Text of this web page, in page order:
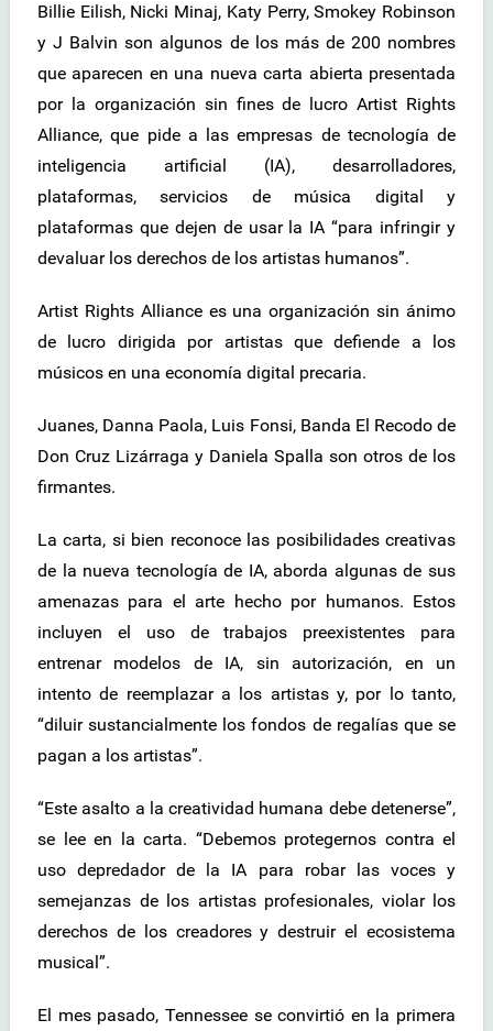
Billie Eilish, Nicki Minaj, Katy Perry, Smokey Robinson
y J Balvin son algunos de los más de 200 nombres
que aparecen en una nueva carta abierta presentada
por la organización sin fines de lucro Artist Rights
Alliance, que pide a las empresas de tecnología de
inteligencia artificial (IA), desarrolladores,
plataformas, servicios de música digital y
plataformas que dejen de usar la IA “para infringir y
devaluar los derechos de los artistas humanos”.
Artist Rights Alliance es una organización sin ánimo
de lucro dirigida por artistas que defiende a los
músicos en una economía digital precaria.
Juanes, Danna Paola, Luis Fonsi, Banda El Recodo de
Don Cruz Lizárraga y Daniela Spalla son otros de los
firmantes.
La carta, si bien reconoce las posibilidades creativas
de la nueva tecnología de IA, aborda algunas de sus
amenazas para el arte hecho por humanos. Estos
incluyen el uso de trabajos preexistentes para
entrenar modelos de IA, sin autorización, en un
intento de reemplazar a los artistas y, por lo tanto,
“diluir sustancialmente los fondos de regalías que se
pagan a los artistas”.
“Este asalto a la creatividad humana debe detenerse”,
se lee en la carta. “Debemos protegernos contra el
uso depredador de la IA para robar las voces y
semejanzas de los artistas profesionales, violar los
derechos de los creadores y destruir el ecosistema
musical”.
El mes pasado, Tennessee se convirtió en la primera